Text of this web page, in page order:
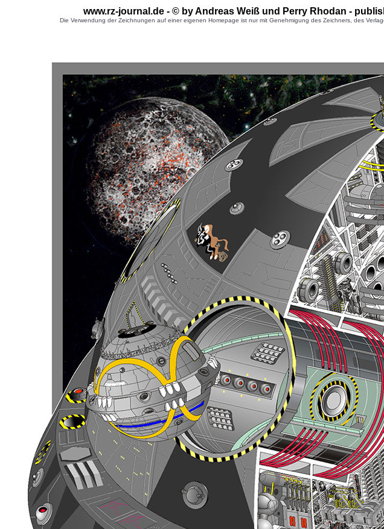
www.rz-journal.de - © by Andreas Weiß und Perry Rhodan -
Die Verwendung der Zeichnungen auf einer eigenen Homepage ist nur mit Genehmigung des Zeichners, des